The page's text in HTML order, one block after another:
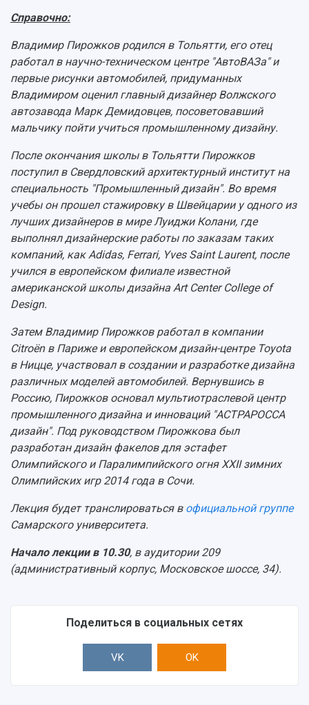
Устойчивое развитие
Кампус
3D-тур по университету
Музеи
Учебный аэродром
Центр истории авиационных двигателей
Ботанический сад
Умный дом бабочек
Международный межвузовский кампус
Сведения об образовательной организации
Официальные документы
Противодействие COVID-19
Журналы Самарского университета
Научные конференции
Патенты
Публикации и издания
Отчеты о проведенных конференциях
Справочно:
Владимир Пирожков родился в Тольятти, его отец
работал в научно-техническом центре "АвтоВАЗа" и
первые рисунки автомобилей, придуманных
Владимиром оценил главный дизайнер Волжского
автозавода Марк Демидовцев, посоветовавший
мальчику пойти учиться промышленному дизайну.
После окончания школы в Тольятти Пирожков
поступил в Свердловский архитектурный институт на
специальность "Промышленный дизайн". Во время
учебы он прошел стажировку в Швейцарии у одного из
лучших дизайнеров в мире Луиджи Колани, где
выполнял дизайнерские работы по заказам таких
компаний, как Adidas, Ferrari, Yves Saint Laurent, после
учился в европейском филиале известной
американской школы дизайна Art Center College of
Design.
Затем Владимир Пирожков работал в компании
Citroën в Париже и европейском дизайн-центре Toyota
в Ницце, участвовал в создании и разработке дизайна
различных моделей автомобилей. Вернувшись в
Россию, Пирожков основал мультиотраслевой центр
промышленного дизайна и инноваций "АСТРАРОССА
дизайн". Под руководством Пирожкова был
разработан дизайн факелов для эстафет
Олимпийского и Паралимпийского огня XXII зимних
Олимпийских игр 2014 года в Сочи.
Лекция будет транслироваться в официальной группе
Самарского университета.
Начало лекции в 10.30, в аудитории 209
(административный корпус, Московское шоссе, 34).
Поделиться в социальных сетях
VK OK